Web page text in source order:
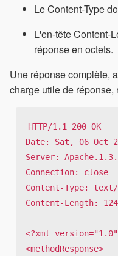
Le Content-Type
L'en-tête Content-
réponse en octets.
Une réponse complète,
charge utile de réponse,
HTTP/1.1 200 OK
Date: Sat, 06 Oct
Server:
Connection: close
Content-Type: text/
Content-Length: 124
<?xml
<methodResponse>